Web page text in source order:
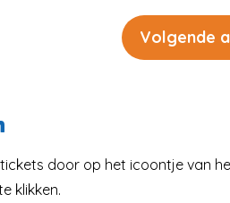
Volgende
door op het icoontje van
klikken.